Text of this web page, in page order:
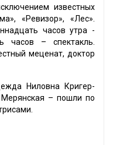
известных
«Ревизор», «Лес».
часов утра -
– спектакль.
меценат, доктор
Ниловна Кригер-
– пошли по